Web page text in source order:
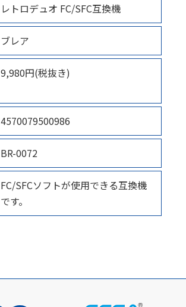
レトロデュオ FC/SFC互換機
ブレア
9,980円(税抜き)
4570079500986
BR-0072
FC/SFCソフトが使用できる互換機
です。